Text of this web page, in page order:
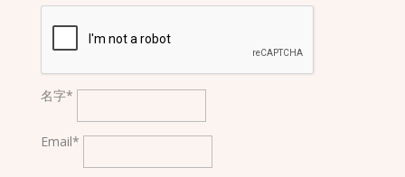
名字*
Email*